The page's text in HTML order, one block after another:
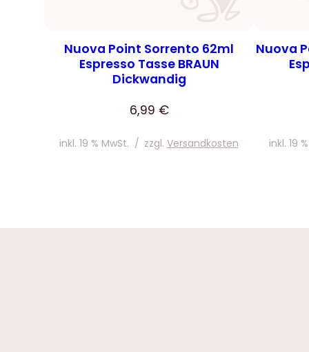
Nuova Point Sorrento 62ml
Espresso Tasse BRAUN
Dickwandig
6,99 €
inkl. 19 % MwSt. / zzgl. Versandkosten
Nuova
inkl. 19